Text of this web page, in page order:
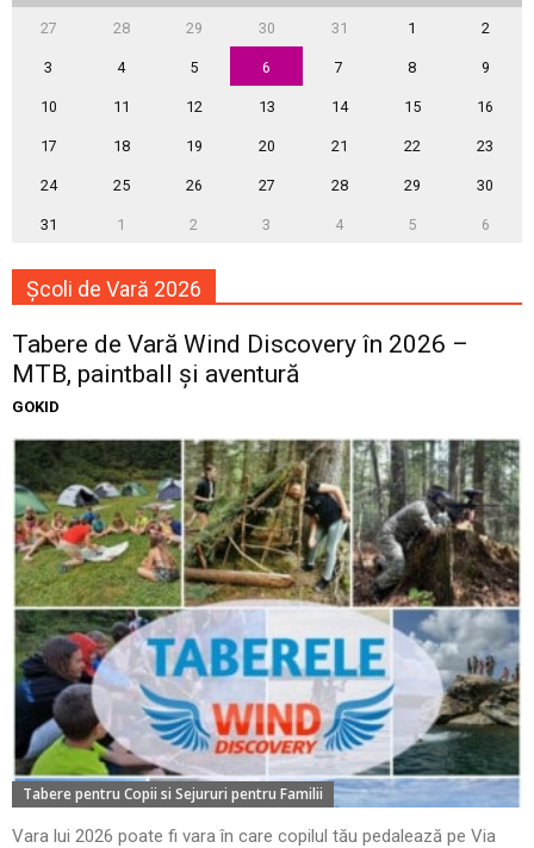
27 28 29 30 31 1 2
3 4 5 6 7 8 9
10 11 12 13 14 15 16
17 18 19 20 21 22 23
24 25 26 27 28 29 30
31 1 2 3 4 5 6
Școli de Vară 2026
Tabere de Vară Wind Discovery în 2026 –
MTB, paintball și aventură
GOKID
Tabere pentru Copii si Sejururi pentru Familii
Vara lui 2026 poate fi vara în care copilul tău pedalează pe Via